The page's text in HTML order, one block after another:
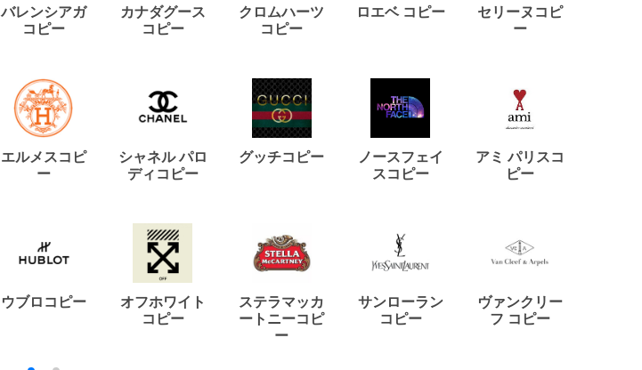
バレンシアガ
コピー
カナダグース
コピー
クロムハーツ
コピー
ロエベ コピー
セリーヌコピ
ー
エルメスコピ
ー
シャネル パロ
ディコピー
グッチコピー
ノースフェイ
スコピー
アミ パリスコ
ピー
ウブロコピー
オフホワイト
コピー
ステラマッカ
ートニーコピ
ー
サンローラン
コピー
ヴァンクリー
フ コピー